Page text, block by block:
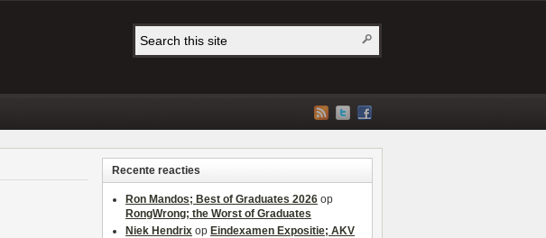
Recente reacties
Ron Mandos; Best of Graduates 2026 op
RongWrong; the Worst of Graduates
Niek Hendrix op Eindexamen Expositie; AKV